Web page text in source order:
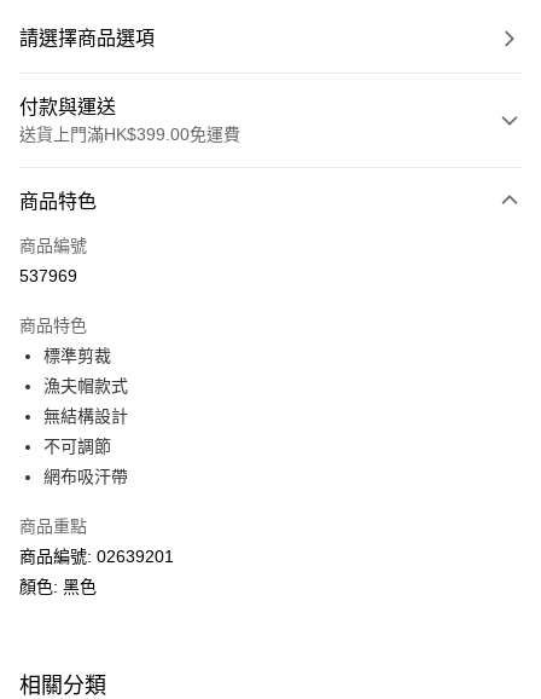
請選擇商品選項
付款與運送
送貨上門滿HK$399.00免運費
信用卡
線上付款
Alipay, PayMe, WeChat Pay, UnionPay, FPS
送貨方式
單筆訂單淨值滿$399可享免運費優惠
每筆HK$30.00，滿HK$399.00或以上免運費
滿$599可享澳門免運費優惠
商品特色
商品編號
537969
商品特色
標準剪裁
漁夫帽款式
無結構設計
不可調節
網布吸汗帶
商品重點
商品編號: 02639201
顏色: 黑色
相關分類